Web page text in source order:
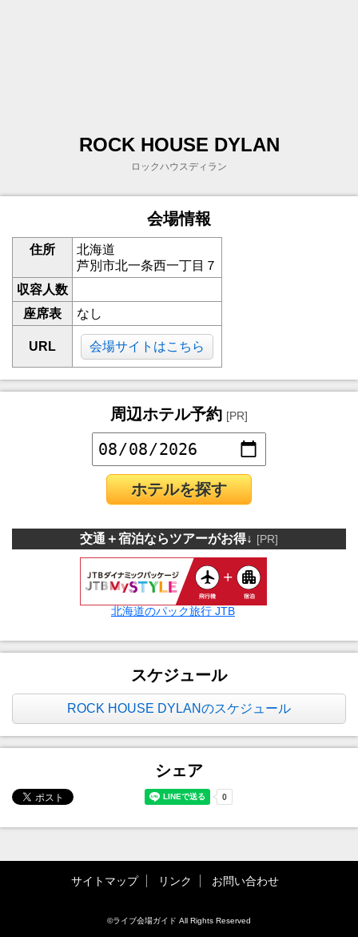
ROCK HOUSE DYLAN
ロックハウスディラン
会場情報
住所
北海道
芦別市北一条西一丁目７
収容人数
座席表
なし
URL 会場サイトはこちら
周辺ホテル予約 [PR]
ホテルを探す
交通＋宿泊ならツアーがお得↓ [PR]
北海道のパック旅行 JTB
スケジュール
ROCK HOUSE DYLANのスケジュール
シェア
サイトマップ リンク お問い合わせ
©ライブ会場ガイド All Rights Reserved